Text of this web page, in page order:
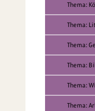
Thema:
Thema:
Thema:
Thema:
Thema:
Thema: